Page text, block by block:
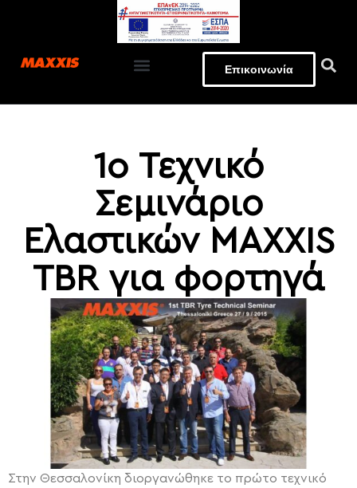
Επικοινωνία
1o Τεχνικό
Σεμινάριο
Ελαστικών MAXXIS
TBR για φορτηγά
Στην Θεσσαλονίκη διοργανώθηκε το πρώτο τεχνικό